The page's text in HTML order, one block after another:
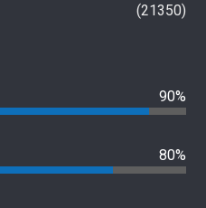
21350
90%
80%